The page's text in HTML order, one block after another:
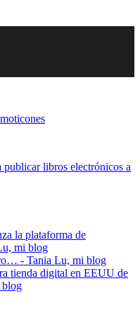
publicar libros electrónicos a
la plataforma de
mi blog
- Tania Lu, mi blog
tienda digital en EEUU de
blog